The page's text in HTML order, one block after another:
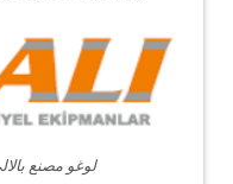
لوغو مصنع